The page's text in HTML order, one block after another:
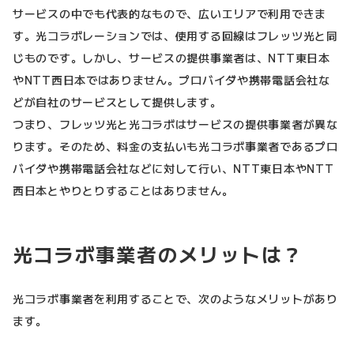
サービスの中でも代表的なもので、広いエリアで利用できま
す。光コラボレーションでは、使用する回線はフレッツ光と同
じものです。しかし、サービスの提供事業者は、NTT東日本
やNTT西日本ではありません。プロバイダや携帯電話会社な
どが自社のサービスとして提供します。
つまり、フレッツ光と光コラボはサービスの提供事業者が異な
ります。そのため、料金の支払いも光コラボ事業者であるプロ
バイダや携帯電話会社などに対して行い、NTT東日本やNTT
西日本とやりとりすることはありません。
光コラボ事業者のメリットは？
光コラボ事業者を利用することで、次のようなメリットがあり
ます。